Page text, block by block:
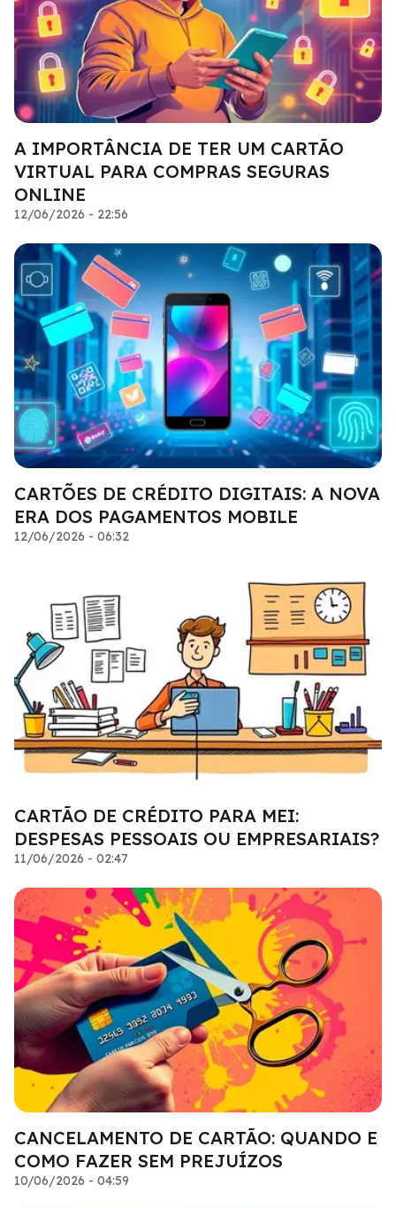
A IMPORTÂNCIA DE TER UM CARTÃO
VIRTUAL PARA COMPRAS SEGURAS
ONLINE
12/06/2026 - 22:56
CARTÕES DE CRÉDITO DIGITAIS: A NOVA
ERA DOS PAGAMENTOS MOBILE
12/06/2026 - 06:32
CARTÃO DE CRÉDITO PARA MEI:
DESPESAS PESSOAIS OU EMPRESARIAIS?
11/06/2026 - 02:47
CANCELAMENTO DE CARTÃO: QUANDO E
COMO FAZER SEM PREJUÍZOS
10/06/2026 - 04:59